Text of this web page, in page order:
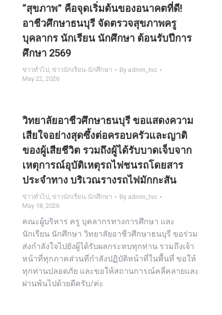
“สุขภาพ” คือจุดเริ่มต้นของอนาคตที่ดี!
อาชีวศึกษาธนบุรี จัดตรวจสุขภาพครู
บุคลากร นักเรียน นักศึกษา ต้อนรับปีการ
ศึกษา 2569
ข่าวทั่วไป, ข่าวนักเรียน-นักศึกษา By admin_tvc
May 22, 2026
วิทยาลัยอาชีวศึกษาธนบุรี ขอแสดงความ
เสียใจอย่างสุดซึ้งต่อครอบครัวและญาติ
ของผู้เสียชีวิต รวมถึงผู้ได้รับบาดเจ็บจาก
เหตุการณ์อุบัติเหตุรถไฟชนรถโดยสาร
ประจำทาง บริเวณรางรถไฟมักกะสัน
ข่าวทั่วไป, ข่าวนักเรียน-นักศึกษา By admin_tvc
May 18, 2026
คณะผู้บริหาร ครู บุคลากรทางการศึกษา และ
นักเรียน นักศึกษา วิทยาลัยอาชีวศึกษาธนบุรี ขอร่วม
ส่งกำลังใจไปยังผู้ได้รับผลกระทบทุกท่าน รวมถึงเจ้า
หน้าที่ทุกภาคส่วนที่กำลังปฏิบัติหน้าที่ในพื้นที่ ขอให้
ทุกท่านปลอดภัย และขอให้สถานการณ์คลี่คลายและ
ผ่านพ้นไปด้วยดีครับ/ค่ะ